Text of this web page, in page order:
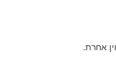
אחרת.